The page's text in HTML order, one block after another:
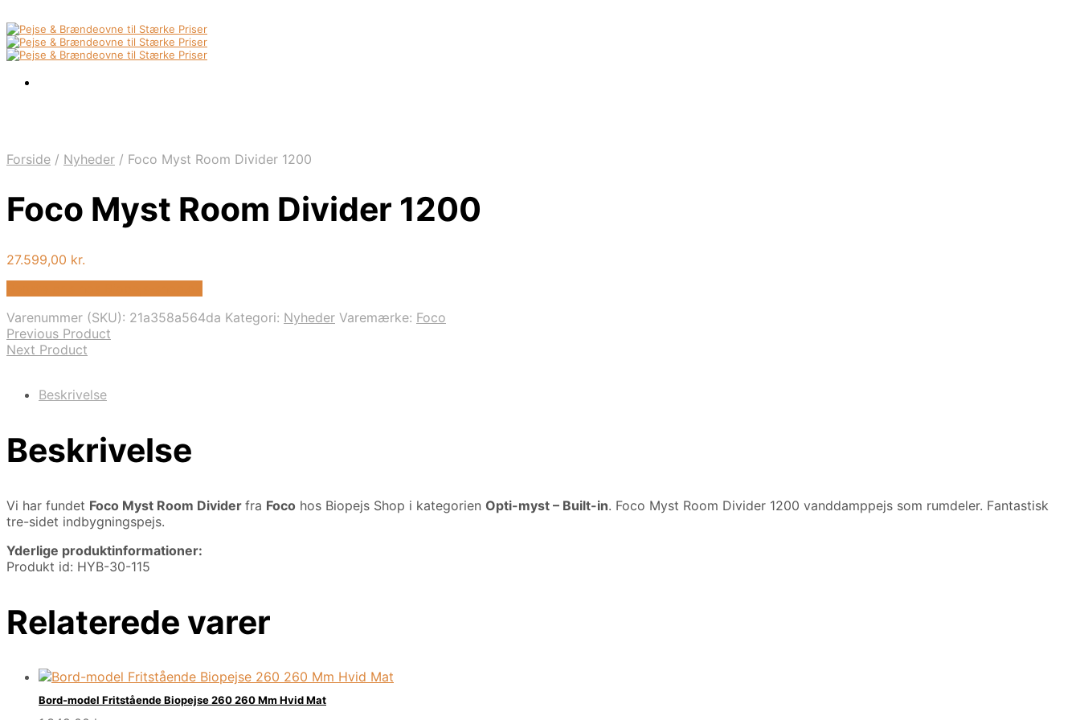
Forside / Nyheder / Foco Myst Room Divider 1200
Foco Myst Room Divider 1200
27.599,00 kr.
Varenummer (SKU): 21a358a564da Kategori: Nyheder Varemærke: Foco
Previous Product
Next Product
Beskrivelse
Beskrivelse
Vi har fundet Foco Myst Room Divider fra Foco hos Biopejs Shop i kategorien Opti-myst – Built-in. Foco Myst Room Divider 1200 vanddamppejs som rumdeler. Fantastisk
tre-sidet indbygningspejs.
Yderlige produktinformationer:
Produkt id: HYB-30-115
Relaterede varer
Bord-model Fritstående Biopejse 260 260 Mm Hvid Mat